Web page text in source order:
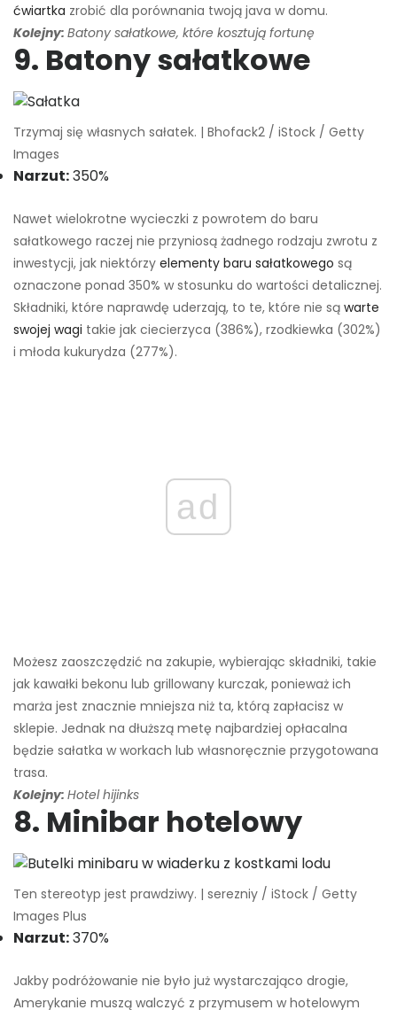
ćwiartka zrobić dla porównania twoją java w domu.
Kolejny: Batony sałatkowe, które kosztują fortunę
9. Batony sałatkowe
Trzymaj się własnych sałatek. | Bhofack2 / iStock / Getty
Images
Narzut:350%
Nawet wielokrotne wycieczki z powrotem do baru
sałatkowego raczej nie przyniosą żadnego rodzaju zwrotu z
inwestycji, jak niektórzy elementy baru sałatkowego są
oznaczone ponad 350% w stosunku do wartości detalicznej.
Składniki, które naprawdę uderzają, to te, które nie są warte
swojej wagi takie jak ciecierzyca (386%), rzodkiewka (302%)
i młoda kukurydza (277%).
ad
Możesz zaoszczędzić na zakupie, wybierając składniki, takie
jak kawałki bekonu lub grillowany kurczak, ponieważ ich
marża jest znacznie mniejsza niż ta, którą zapłacisz w
sklepie. Jednak na dłuższą metę najbardziej opłacalna
będzie sałatka w workach lub własnoręcznie przygotowana
trasa.
Kolejny: Hotel hijinks
8. Minibar hotelowy
Ten stereotyp jest prawdziwy. | serezniy / iStock / Getty
Images Plus
Narzut:370%
Jakby podróżowanie nie było już wystarczająco drogie,
Amerykanie muszą walczyć z przymusem w hotelowym